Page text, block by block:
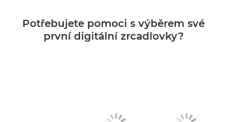
Potřebujete pomoci s výběrem své
první digitální zrcadlovky?